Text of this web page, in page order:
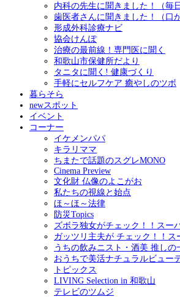
内科の先生に聞きました！（毎
歯医者さんに聞きました！（口
形成外科診療ナビ
協会けんぽ
治療の最前線！専門医に聞く
和歌山市保健所だより
タニタに聞く! 健康づくり
手軽にセルフケア 癒やしのツボ
暮らそら
newスポット
イベント
コーナー
イケメンパパ
キラリママ
ちまたで話題のスグレMONO
Cinema Preview
文化財 仏像のよこがお
私たちの視線と始点
ほ～ほ～法律
防災Topics
ズボラ独女がチェック！！スー
ガッツリ主夫が チェック！！ス
うちの飲みニスト・酒美 推しの
おうちで美活ナチュラルビュー
トピックス
LIVING Selection in 和歌山
テレビのツムジ